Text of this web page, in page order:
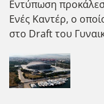
Εντύπωση
Ενές Καντέρ, ο
στο Draft του